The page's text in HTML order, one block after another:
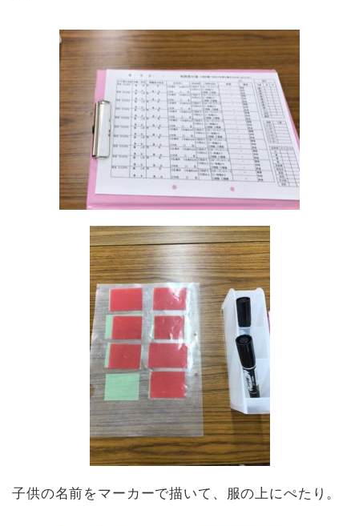
子供の名前をマーカーで描いて、服の上にぺたり。